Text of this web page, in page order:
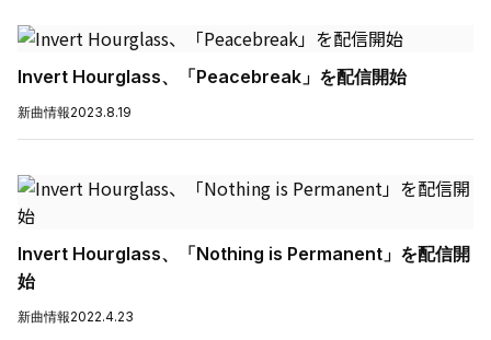
Invert Hourglass、「Peacebreak」を配信開始
新曲情報2023.8.19
Invert Hourglass、「Nothing is Permanent」を配信開
始
新曲情報2022.4.23